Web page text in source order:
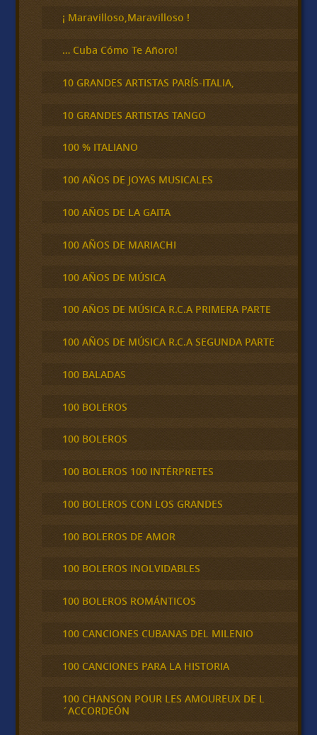
¡ Maravilloso,Maravilloso !
… Cuba Cómo Te Añoro!
10 GRANDES ARTISTAS PARÍS-ITALIA,
10 GRANDES ARTISTAS TANGO
100 % ITALIANO
100 AÑOS DE JOYAS MUSICALES
100 AÑOS DE LA GAITA
100 AÑOS DE MARIACHI
100 AÑOS DE MÚSICA
100 AÑOS DE MÚSICA R.C.A PRIMERA PARTE
100 AÑOS DE MÚSICA R.C.A SEGUNDA PARTE
100 BALADAS
100 BOLEROS
100 BOLEROS
100 BOLEROS 100 INTÉRPRETES
100 BOLEROS CON LOS GRANDES
100 BOLEROS DE AMOR
100 BOLEROS INOLVIDABLES
100 BOLEROS ROMÁNTICOS
100 CANCIONES CUBANAS DEL MILENIO
100 CANCIONES PARA LA HISTORIA
100 CHANSON POUR LES AMOUREUX DE L
´ACCORDEÓN